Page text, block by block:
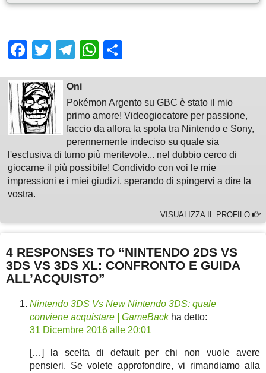
Facebook
TwitterTelegram
WhatsApp
Oni
Pokémon Argento su GBC è stato il mio
primo amore! Videogiocatore per passione,
faccio da allora la spola tra Nintendo e Sony,
perennemente indeciso su quale sia
l'esclusiva di turno più meritevole... nel dubbio cerco di
giocarne il più possibile! Condivido con voi le mie
impressioni e i miei giudizi, sperando di spingervi a dire la
vostra.
VISUALIZZA IL PROFILO
4 RESPONSES TO “NINTENDO 2DS VS
3DS VS 3DS XL: CONFRONTO E GUIDA
ALL’ACQUISTO”
Nintendo 3DS Vs New Nintendo 3DS: quale
conviene acquistare | GameBack ha detto:
31 Dicembre 2016 alle 20:01
[…] la scelta di default per chi non vuole avere
pensieri. Se volete approfondire, vi rimandiamo alla